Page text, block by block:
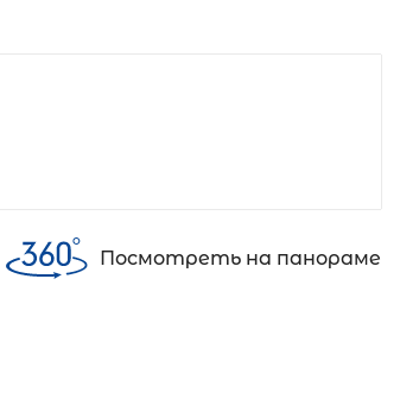
Посмотреть на панораме